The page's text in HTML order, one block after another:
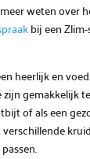
weten over
bij een
heerlijk en
gemakkelijk
of als een